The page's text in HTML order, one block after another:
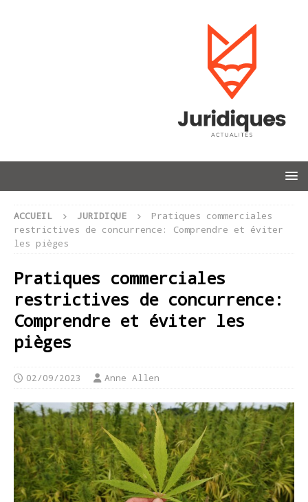
ACCUEIL JURIDIQUE
Pratiques commerciales
restrictives de concurrence: Comprendre et éviter
les pièges
Pratiques commerciales
restrictives de concurrence:
Comprendre et éviter les
pièges
02/09/2023 Anne Allen